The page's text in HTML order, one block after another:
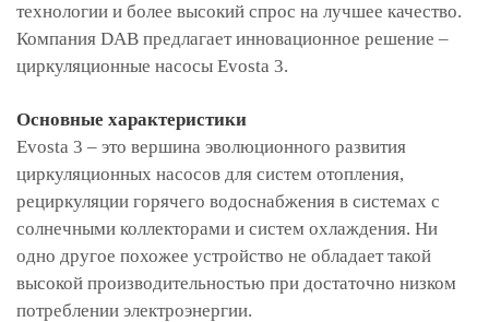
технологии и более высокий спрос на лучшее качество.
Компания DAB предлагает инновационное решение –
циркуляционные насосы Evosta 3.
Основные характеристики
Evosta 3 – это вершина эволюционного развития
циркуляционных насосов для систем отопления,
рециркуляции горячего водоснабжения в системах с
солнечными коллекторами и систем охлаждения. Ни
одно другое похожее устройство не обладает такой
высокой производительностью при достаточно низком
потреблении электроэнергии.